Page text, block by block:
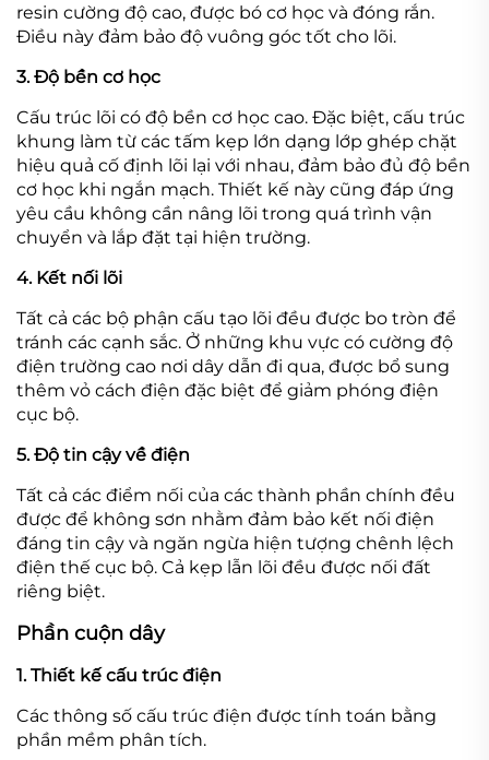
resin cường độ cao, được bó cơ học và đóng rắn.
Điều này đảm bảo độ vuông góc tốt cho lõi.
3. Độ bền cơ học
Cấu trúc lõi có độ bền cơ học cao. Đặc biệt, cấu trúc
khung làm từ các tấm kẹp lớn dạng lớp ghép chặt
hiệu quả cố định lõi lại với nhau, đảm bảo đủ độ bền
cơ học khi ngắn mạch. Thiết kế này cũng đáp ứng
yêu cầu không cần nâng lõi trong quá trình vận
chuyển và lắp đặt tại hiện trường.
4. Kết nối lõi
Tất cả các bộ phận cấu tạo lõi đều được bo tròn để
tránh các cạnh sắc. Ở những khu vực có cường độ
điện trường cao nơi dây dẫn đi qua, được bổ sung
thêm vỏ cách điện đặc biệt để giảm phóng điện
cục bộ.
5. Độ tin cậy về điện
Tất cả các điểm nối của các thành phần chính đều
được để không sơn nhằm đảm bảo kết nối điện
đáng tin cậy và ngăn ngừa hiện tượng chênh lệch
điện thế cục bộ. Cả kẹp lẫn lõi đều được nối đất
riêng biệt.
Phần cuộn dây
1. Thiết kế cấu trúc điện
Các thông số cấu trúc điện được tính toán bằng
phần mềm phân tích.